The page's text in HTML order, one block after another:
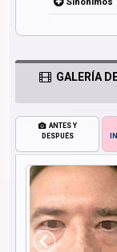
GALERÍA
ANTES Y
DESPUÉS